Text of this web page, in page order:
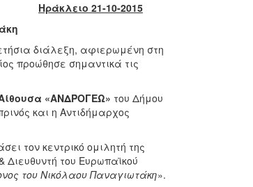
Ηράκλειο 21-10-2015
διάλεξη, αφιερωμένη στη
προώθησε σημαντικά τις
«ΑΝΔΡΟΓΕΩ» του Δήμου
και η Αντιδήμαρχος
τον κεντρικό ομιλητή της
του Ευρωπαϊκού
του Νικόλαου Παναγιωτάκη».